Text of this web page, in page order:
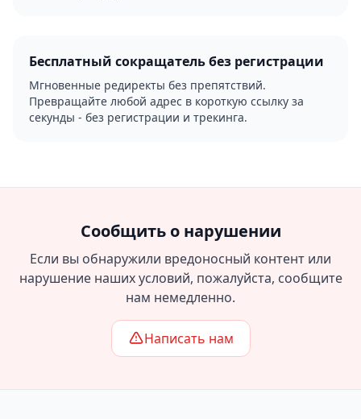
Бесплатный сокращатель без регистрации
Мгновенные редиректы без препятствий.
Превращайте любой адрес в короткую ссылку за
секунды - без регистрации и трекинга.
Сообщить о нарушении
Если вы обнаружили вредоносный контент или
нарушение наших условий, пожалуйста, сообщите
нам немедленно.
Написать нам